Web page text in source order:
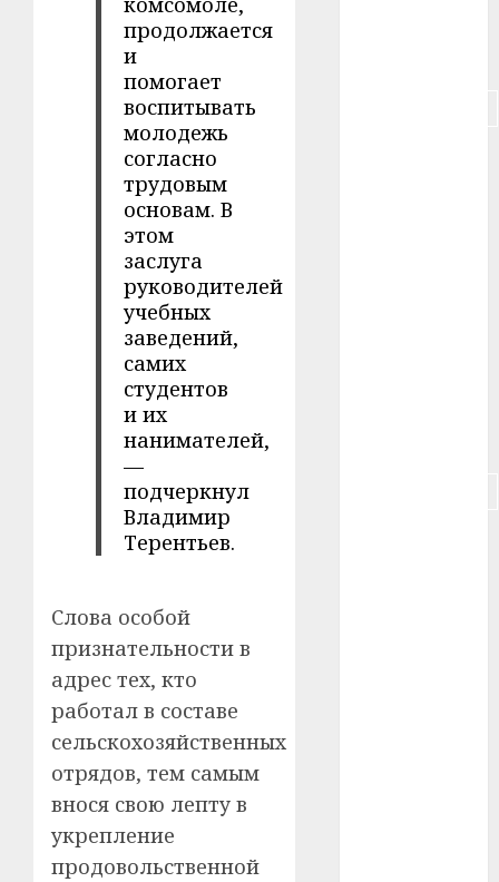
продолжается
и
помогает
воспитывать
молодежь
согласно
трудовым
основам. В
этом
заслуга
руководителей
учебных
заведений,
самих
студентов
и их
нанимателей,
—
подчеркнул
Владимир
Терентьев.
Слова особой
признательности в
адрес тех, кто
работал в составе
сельскохозяйственных
отрядов, тем самым
внося свою лепту в
укрепление
продовольственной